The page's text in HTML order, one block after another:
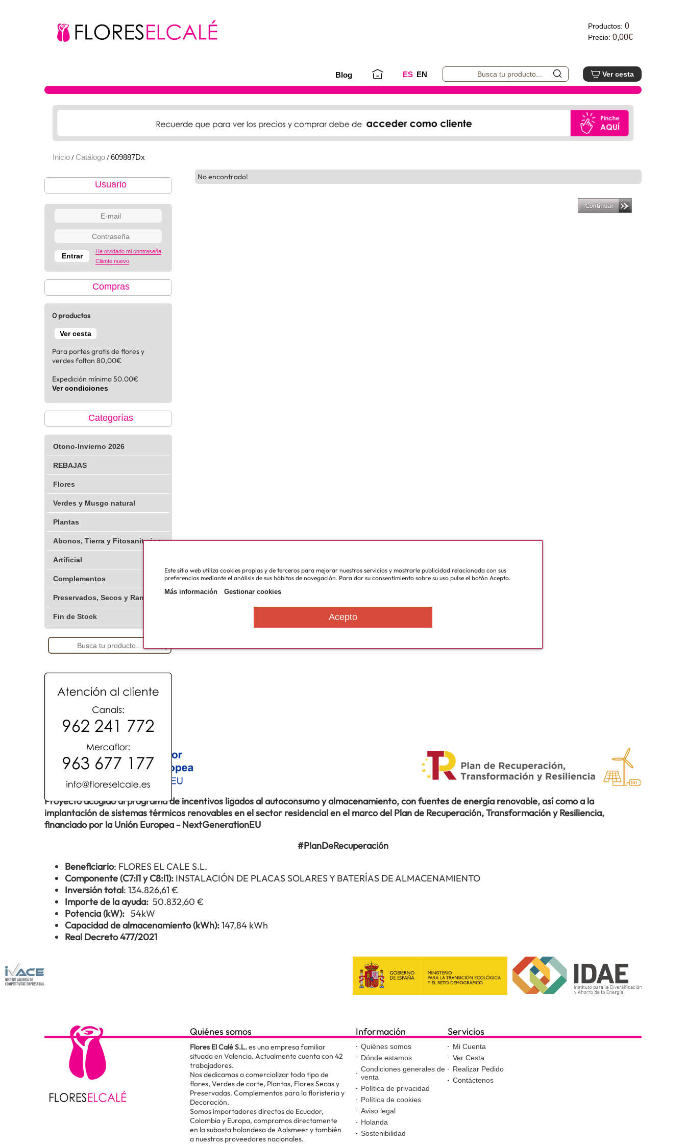
Productos: 0
Precio: 0,00€
Blog ES EN Ver cesta
Inicio / Catálogo / 609887Dx
Usuario
He olvidado mi contraseña
Cliente nuevo
Compras
0 productos
Ver cesta
Para portes gratis de flores y
verdes faltan 80,00€
Expedición mínima 50.00€
Ver condiciones
Categorías
Otono-Invierno 2026
REBAJAS
Flores
Verdes y Musgo natural
Plantas
Abonos, Tierra y Fitosanitarios
Artificial
Complementos
Preservados, Secos y Ramajes
Fin de Stock
No encontrado!
Proyecto acogido al programa de incentivos ligados al autoconsumo y almacenamiento, con fuentes de energía renovable, así como a la
implantación de sistemas térmicos renovables en el sector residencial en el marco del Plan de Recuperación, Transformación y Resiliencia,
financiado por la Unión Europea - NextGenerationEU
#PlanDeRecuperación
Beneficiario: FLORES EL CALE S.L.
Componente (C7:l1 y C8:l1): INSTALACIÓN DE PLACAS SOLARES Y BATERÍAS DE ALMACENAMIENTO
Inversión total: 134.826,61 €
Importe de la ayuda: 50.832,60 €
Potencia (kW): 54kW
Capacidad de almacenamiento (kWh):147,84 kWh
Real Decreto 477/2021
Quiénes somos
Flores El Calé S.L.es una empresa familiar
situada en Valencia. Actualmente cuenta con 42
trabajadores.
Nos dedicamos a comercializar todo tipo de
flores, Verdes de corte, Plantas, Flores Secas y
Preservadas. Complementos para la floristeria y
Decoración.
Somos importadores directos de Ecuador,
Colombia y Europa, compramos directamente
en la subasta holandesa de Aalsmeer y también
a nuestros proveedores nacionales.
Información
Quiénes somos
Dónde estamos
Condiciones generales de
venta
Política de privacidad
Política de cookies
Aviso legal
Holanda
Sostenibilidad
Servicios
Mi Cuenta
Ver Cesta
Realizar Pedido
Contáctenos
Este sitio web utiliza cookies propias y de terceros para mejorar nuestros servicios y mostrarle publicidad relacionada con sus
preferencias mediante el análisis de sus hábitos de navegación. Para dar su consentimiento sobre su uso pulse el botón Acepto.
Más información
Gestionar cookies